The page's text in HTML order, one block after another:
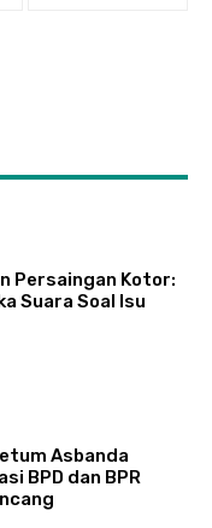
Persaingan Kotor:
Suara Soal Isu
Asbanda
BPD dan BPR